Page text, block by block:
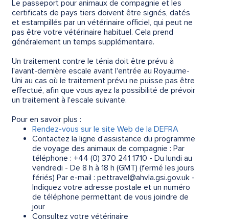
Le passeport pour animaux de compagnie et les
certificats de pays tiers doivent être signés, datés
et estampillés par un vétérinaire officiel, qui peut ne
pas être votre vétérinaire habituel. Cela prend
généralement un temps supplémentaire.
Un traitement contre le ténia doit être prévu à
l'avant-dernière escale avant l'entrée au Royaume-
Uni au cas où le traitement prévu ne puisse pas être
effectué, afin que vous ayez la possibilité de prévoir
un traitement à l'escale suivante.
Pour en savoir plus :
Rendez-vous sur le site Web de la DEFRA
Contactez la ligne d'assistance du programme
de voyage des animaux de compagnie : Par
téléphone : +44 (0) 370 241 1710 - Du lundi au
vendredi - De 8 h à 18 h (GMT) (fermé les jours
fériés) Par e-mail : pettravel@ahvla.gsi.gov.uk -
Indiquez votre adresse postale et un numéro
de téléphone permettant de vous joindre de
jour
Consultez votre vétérinaire